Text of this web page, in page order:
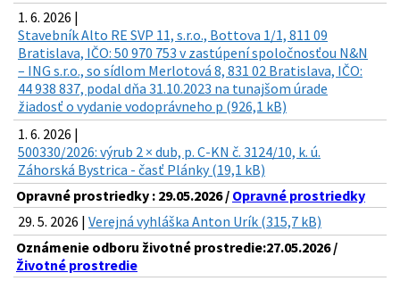
1. 6. 2026 |
Stavebník Alto RE SVP 11, s.r.o., Bottova 1/1, 811 09
Bratislava, IČO: 50 970 753 v zastúpení spoločnosťou N&N
– ING s.r.o., so sídlom Merlotová 8, 831 02 Bratislava, IČO:
44 938 837, podal dňa 31.10.2023 na tunajšom úrade
žiadosť o vydanie vodoprávneho p (926,1 kB)
1. 6. 2026 |
500330/2026: výrub 2 × dub, p. C-KN č. 3124/10, k. ú.
Záhorská Bystrica - časť Plánky (19,1 kB)
Opravné prostriedky : 29.05.2026 / Opravné prostriedky
29. 5. 2026 | Verejná vyhláška Anton Urík (315,7 kB)
Oznámenie odboru životné prostredie:27.05.2026 /
Životné prostredie